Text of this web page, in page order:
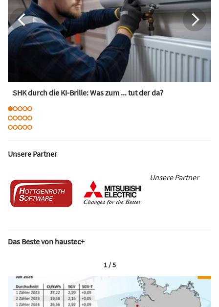
SHK durch die KI-Brille: Was zum ... tut der da?
Unsere Partner
Unsere Partner
Das Beste von haustec+
1 / 5